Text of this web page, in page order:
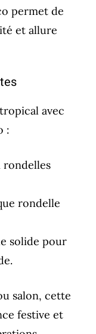
permet de
et allure
avec
:
rondelles
rondelle
solide pour
salon, cette
festive et